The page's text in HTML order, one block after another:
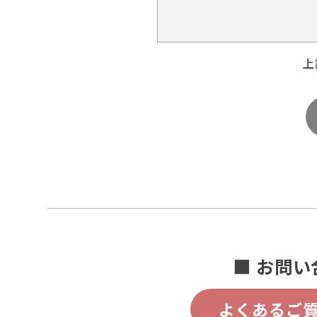
■ お問い
よくあるご